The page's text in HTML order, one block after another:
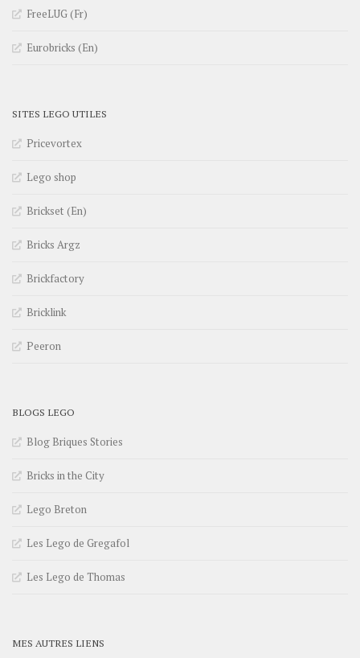
FreeLUG (Fr)
Eurobricks (En)
SITES LEGO UTILES
Pricevortex
Lego shop
Brickset (En)
Bricks Argz
Brickfactory
Bricklink
Peeron
BLOGS LEGO
Blog Briques Stories
Bricks in the City
Lego Breton
Les Lego de Gregafol
Les Lego de Thomas
MES AUTRES LIENS